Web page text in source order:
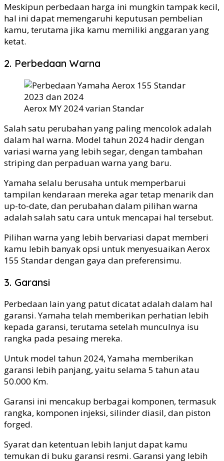
Meskipun perbedaan harga ini mungkin tampak kecil,
hal ini dapat memengaruhi keputusan pembelian
kamu, terutama jika kamu memiliki anggaran yang
ketat.
2. Perbedaan Warna
Aerox MY 2024 varian Standar
Salah satu perubahan yang paling mencolok adalah
dalam hal warna. Model tahun 2024 hadir dengan
variasi warna yang lebih segar, dengan tambahan
striping dan perpaduan warna yang baru.
Yamaha selalu berusaha untuk memperbarui
tampilan kendaraan mereka agar tetap menarik dan
up-to-date, dan perubahan dalam pilihan warna
adalah salah satu cara untuk mencapai hal tersebut.
Pilihan warna yang lebih bervariasi dapat memberi
kamu lebih banyak opsi untuk menyesuaikan Aerox
155 Standar dengan gaya dan preferensimu.
3. Garansi
Perbedaan lain yang patut dicatat adalah dalam hal
garansi. Yamaha telah memberikan perhatian lebih
kepada garansi, terutama setelah munculnya isu
rangka pada pesaing mereka.
Untuk model tahun 2024, Yamaha memberikan
garansi lebih panjang, yaitu selama 5 tahun atau
50.000 Km.
Garansi ini mencakup berbagai komponen, termasuk
rangka, komponen injeksi, silinder diasil, dan piston
forged.
Syarat dan ketentuan lebih lanjut dapat kamu
temukan di buku garansi resmi. Garansi yang lebih